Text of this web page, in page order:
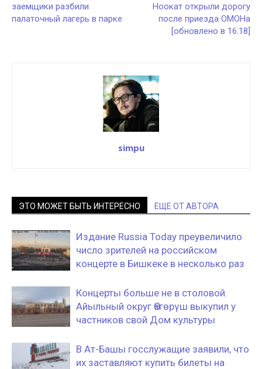
заемщики разбили
палаточный лагерь в парке
Ноокат открыли дорогу
после приезда ОМОНа
[обновлено в 16:18]
simpu
ЭТО МОЖЕТ БЫТЬ ИНТЕРЕСНО ЕЩЕ ОТ АВТОРА
Издание Russia Today преувеличило
число зрителей на российском
концерте в Бишкеке в несколько раз
Концерты больше не в столовой.
Айыльный округ Өзгөрүш выкупил у
частников свой Дом культуры
В Ат-Башы госслужащие заявили, что
их заставляют купить билеты на